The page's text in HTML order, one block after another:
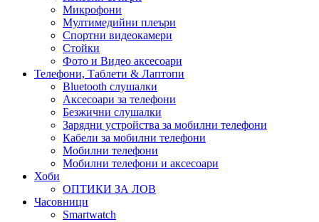
Микрофони
Мултимедийни плеъри
Спортни видеокамери
Стойки
Фото и Видео аксесоари
Телефони, Таблети & Лаптопи
Bluetooth слушалки
Аксесоари за телефони
Безжични слушалки
Зарядни устройства за мобилни телефони
Кабели за мобилни телефони
Мобилни телефони
Мобилни телефони и аксесоари
Хоби
ОПТИКИ ЗА ЛОВ
Часовници
Smartwatch